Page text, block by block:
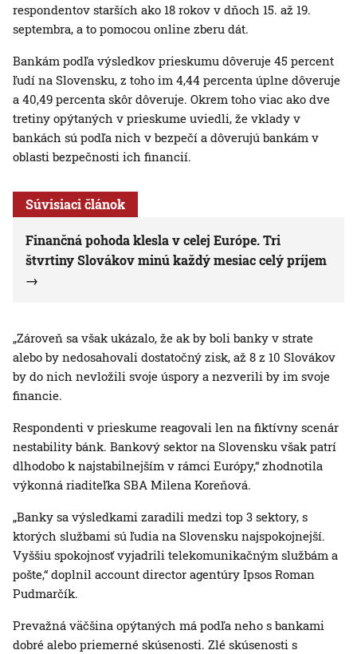
respondentov starších ako 18 rokov v dňoch 15. až 19.
septembra, a to pomocou online zberu dát.
Bankám podľa výsledkov prieskumu dôveruje 45 percent
ľudí na Slovensku, z toho im 4,44 percenta úplne dôveruje
a 40,49 percenta skôr dôveruje. Okrem toho viac ako dve
tretiny opýtaných v prieskume uviedli, že vklady v
bankách sú podľa nich v bezpečí a dôverujú bankám v
oblasti bezpečnosti ich financií.
Súvisiaci článok
Finančná pohoda klesla v celej Európe. Tri
štvrtiny Slovákov minú každý mesiac celý príjem
„Zároveň sa však ukázalo, že ak by boli banky v strate
alebo by nedosahovali dostatočný zisk, až 8 z 10 Slovákov
by do nich nevložili svoje úspory a nezverili by im svoje
financie.
Respondenti v prieskume reagovali len na fiktívny scenár
nestability bánk. Bankový sektor na Slovensku však patrí
dlhodobo k najstabilnejším v rámci Európy,“ zhodnotila
výkonná riaditeľka SBA Milena Koreňová.
„Banky sa výsledkami zaradili medzi top 3 sektory, s
ktorých službami sú ľudia na Slovensku najspokojnejší.
Vyššiu spokojnosť vyjadrili telekomunikačným službám a
pošte,“ doplnil account director agentúry Ipsos Roman
Pudmarčík.
Prevažná väčšina opýtaných má podľa neho s bankami
dobré alebo priemerné skúsenosti. Zlé skúsenosti s